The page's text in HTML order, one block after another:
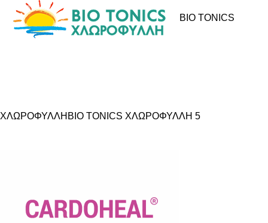
BIO TONICS
ΧΛΩΡΟΦΥΛΛΗ BIO TONICS ΧΛΩΡΟΦΥΛΛΗ 5